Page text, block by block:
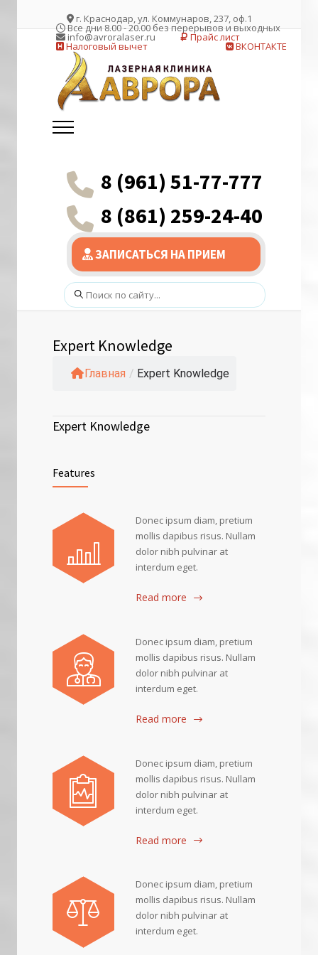
г. Краснодар, ул. Коммунаров, 237, оф.1
Все дни 8.00 - 20.00 без перерывов и выходных
info@avroralaser.ru Прайс лист
Налоговый вычет ВКОНТАКТЕ
8 (961) 51-77-777
8 (861) 259-24-40
ЗАПИСАТЬСЯ НА ПРИЕМ
Поиск:
Expert Knowledge
Главная / Expert Knowledge
Expert Knowledge
Features
Donec ipsum diam, pretium
mollis dapibus risus. Nullam
dolor nibh pulvinar at
interdum eget.
Read more
Donec ipsum diam, pretium
mollis dapibus risus. Nullam
dolor nibh pulvinar at
interdum eget.
Read more
Donec ipsum diam, pretium
mollis dapibus risus. Nullam
dolor nibh pulvinar at
interdum eget.
Read more
Donec ipsum diam, pretium
mollis dapibus risus. Nullam
dolor nibh pulvinar at
interdum eget.